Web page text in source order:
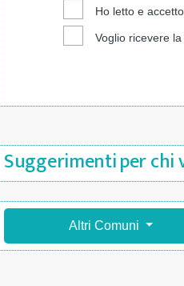
Ho letto e
Voglio ricevere
Suggerimenti per chi
Altri Comuni